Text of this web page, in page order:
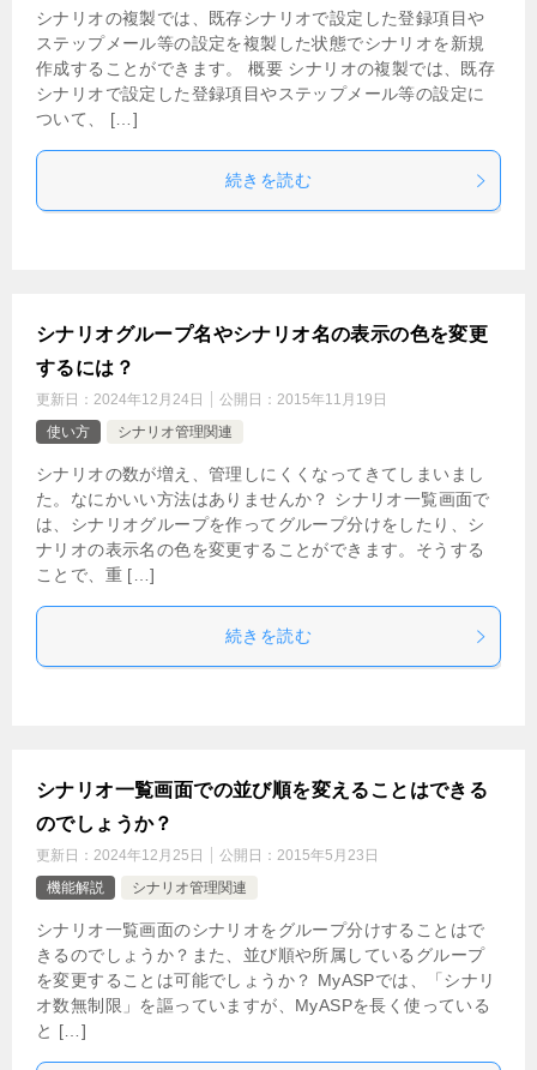
シナリオの複製では、既存シナリオで設定した登録項目や
ステップメール等の設定を複製した状態でシナリオを新規
作成することができます。 概要 シナリオの複製では、既存
シナリオで設定した登録項目やステップメール等の設定に
ついて、 […]
続きを読む
シナリオグループ名やシナリオ名の表示の色を変更
するには？
更新日： 2024年12月24日 公開日： 2015年11月19日
使い方
シナリオ管理関連
シナリオの数が増え、管理しにくくなってきてしまいまし
た。なにかいい方法はありませんか？ シナリオ一覧画面で
は、シナリオグループを作ってグループ分けをしたり、シ
ナリオの表示名の色を変更することができます。そうする
ことで、重 […]
続きを読む
シナリオ一覧画面での並び順を変えることはできる
のでしょうか？
更新日： 2024年12月25日 公開日： 2015年5月23日
機能解説
シナリオ管理関連
シナリオ一覧画面のシナリオをグループ分けすることはで
きるのでしょうか？また、並び順や所属しているグループ
を変更することは可能でしょうか？ MyASPでは、「シナリ
オ数無制限」を謳っていますが、MyASPを長く使っている
と […]